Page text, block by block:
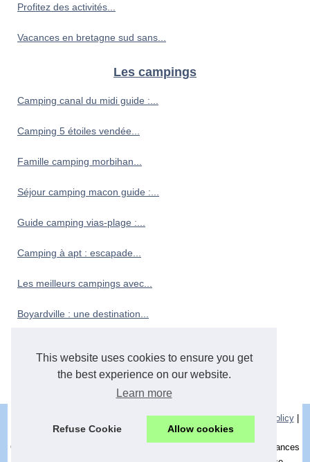
This website uses cookies to ensure you get
the best experience on our website.
Learn more
Refuse Cookie Allow cookies
Profitez des activités...
Vacances en bretagne sud sans...
Les campings
Camping canal du midi guide :...
Camping 5 étoiles vendée...
Famille camping morbihan...
Séjour camping macon guide :...
Guide camping vias-plage :...
Camping à apt : escapade...
Les meilleurs campings avec...
Boyardville : une destination...
Camping finistere sud bord...
Schéma nos articles|Cookies Policy|
RSS|
Dotclear © 2003-2026
Camping Corse du Sud - Location mobil home Corse du Sud - Vacances